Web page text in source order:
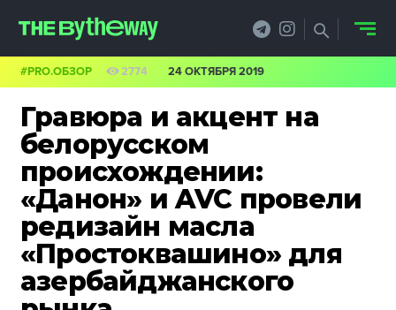
Гравюра и акцент на
белорусском
происхождении:
«Данон» и AVC провели
редизайн масла
«Простоквашино» для
азербайджанского
#PRO.ОБЗОР 2774 24 ОКТЯБРЯ 2019
PRO.ОБЗОР
КЕЙСЫ
ФИЛОСОФИЯ
КРЕАТИВА
БИЗНЕС И